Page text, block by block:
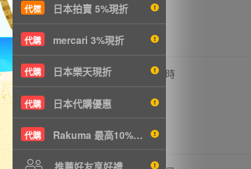
代標 日本拍賣 5%現折
代購 mercari 3%現折
代購 日本樂天現折
代購 日本代購優惠
代購 Rakuma 最高10%現折
推薦好友享好禮
5 15 時